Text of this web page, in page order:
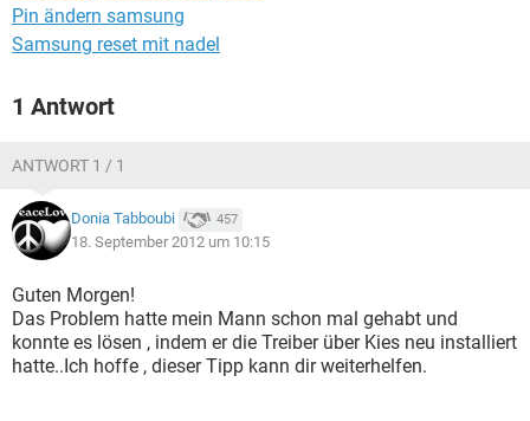
Pin ändern samsung
Samsung reset mit nadel
1 Antwort
ANTWORT 1 / 1
Donia Tabboubi 457
18. September 2012 um 10:15
Guten Morgen!
Das Problem hatte mein Mann schon mal gehabt und
konnte es lösen , indem er die Treiber über Kies neu installiert
hatte..Ich hoffe , dieser Tipp kann dir weiterhelfen.